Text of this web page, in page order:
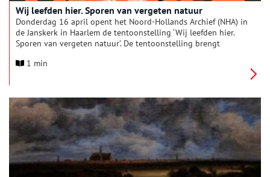
Wij leefden hier. Sporen van vergeten natuur
Donderdag 16 april opent het Noord-Hollands Archief (NHA) in
de Janskerk in Haarlem de tentoonstelling ‘Wij leefden hier.
Sporen van vergeten natuur’. De tentoonstelling brengt
een verrassend perspectief op de natuur van vroeger en nu. We
1 min